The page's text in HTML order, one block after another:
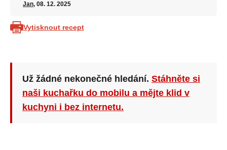
Jan, 08. 12. 2025
Vytisknout recept
Už žádné nekonečné hledání. Stáhněte si
naši kuchařku do mobilu a mějte klid v
kuchyni i bez internetu.